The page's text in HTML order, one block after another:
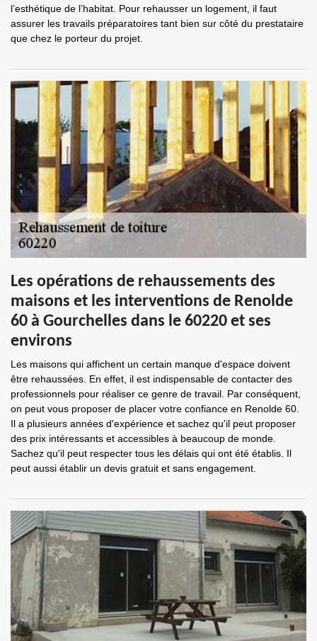
l’esthétique de l’habitat. Pour rehausser un logement, il faut
assurer les travails préparatoires tant bien sur côté du prestataire
que chez le porteur du projet.
Les opérations de rehaussements des
maisons et les interventions de Renolde
60 à Gourchelles dans le 60220 et ses
environs
Les maisons qui affichent un certain manque d'espace doivent
être rehaussées. En effet, il est indispensable de contacter des
professionnels pour réaliser ce genre de travail. Par conséquent,
on peut vous proposer de placer votre confiance en Renolde 60.
Il a plusieurs années d'expérience et sachez qu'il peut proposer
des prix intéressants et accessibles à beaucoup de monde.
Sachez qu'il peut respecter tous les délais qui ont été établis. Il
peut aussi établir un devis gratuit et sans engagement.